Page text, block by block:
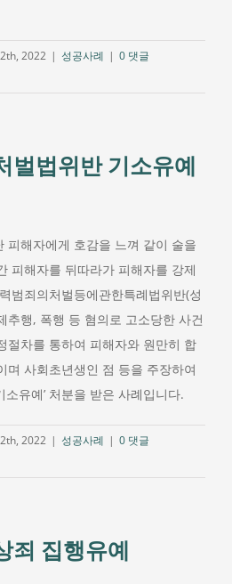
2022 | 성공사례 | 0 댓글
벌법위반 기소유예
피해자에게 호감을 느껴 같이 술을
피해자를 뒤따라가 피해자를 강제
범죄의처벌등에관한특례법위반(성
추행, 폭행 등 혐의로 고소당한 사건
절차를 통하여 피해자와 원만히 합
며 사회초년생인 점 등을 주장하여
유예’ 처분을 받은 사례입니다.
2022 | 성공사례 | 0 댓글
죄 집행유예